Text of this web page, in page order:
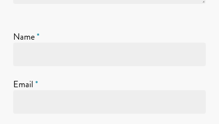
Name*
Email*